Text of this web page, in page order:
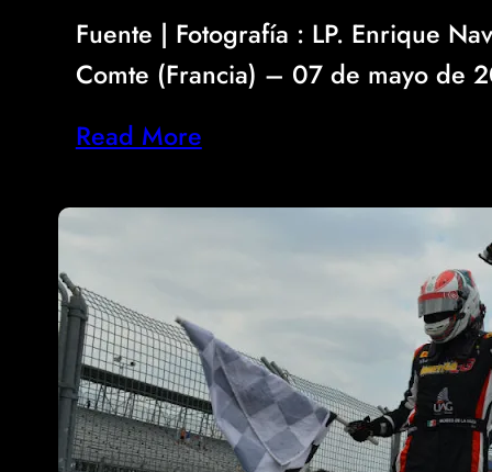
Fuente | Fotografía : LP. Enrique
Comte (Francia) – 07 de mayo de
Read More